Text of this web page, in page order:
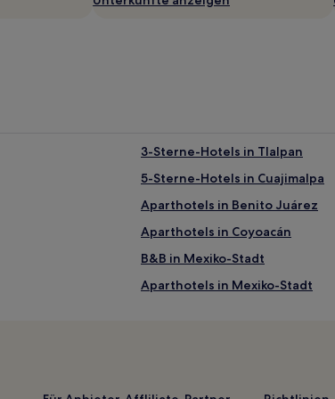
3-Sterne-Hotels in Tlalpan
5-Sterne-Hotels in Cuajimalpa
Aparthotels in Benito Juárez
Aparthotels in Coyoacán
B&B in Mexiko-Stadt
Aparthotels in Mexiko-Stadt
Boutique- in Miguel Hidalgo